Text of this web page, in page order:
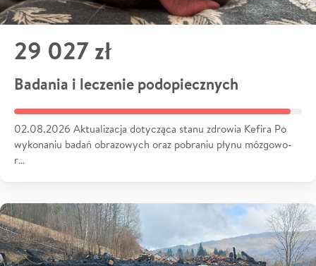
29 027 zł
Badania i leczenie podopiecznych
02.08.2026 Aktualizacja dotycząca stanu zdrowia Kefira Po
wykonaniu badań obrazowych oraz pobraniu płynu mózgowo-
r…